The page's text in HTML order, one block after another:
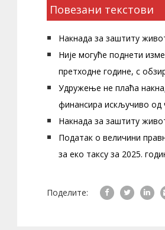
Повезани текстови
Накнада за заштиту
Није могуће поднети
претходне године, с
Удружење не плаћа
финансира искључиво од
Накнада за заштиту
Податак о величини
за еко таксу за 2025.
Поделите: